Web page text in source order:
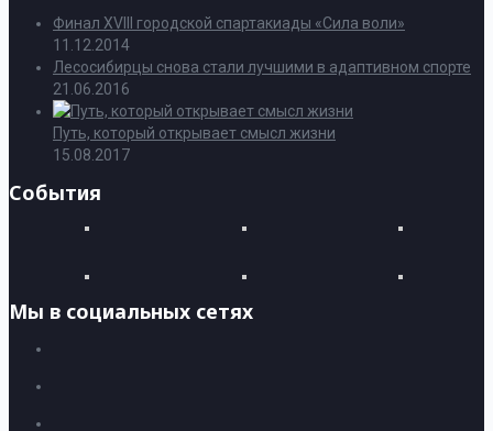
Финал XVIII городской спартакиады «Сила воли»
11.12.2014
Лесосибирцы снова стали лучшими в адаптивном спорте
21.06.2016
Путь, который открывает смысл жизни
15.08.2017
События
Мы в социальных сетях